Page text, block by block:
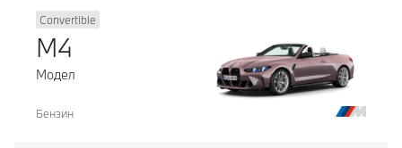
Convertible
M4
Модел
Бензин